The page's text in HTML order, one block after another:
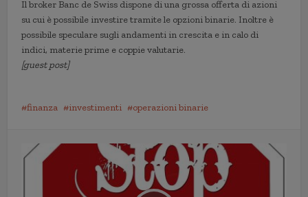
Il broker Banc de Swiss dispone di una grossa offerta di azioni
su cui è possibile investire tramite le opzioni binarie. Inoltre è
possibile speculare sugli andamenti in crescita e in calo di
indici, materie prime e coppie valutarie.
[guest post]
finanza investimenti operazioni binarie